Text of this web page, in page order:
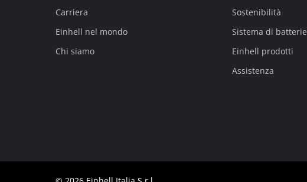
Carriera
Einhell nel mondo
Chi siamo
Sostenibilità
Sistema di batterie
Einhell prodotti
Assistenza